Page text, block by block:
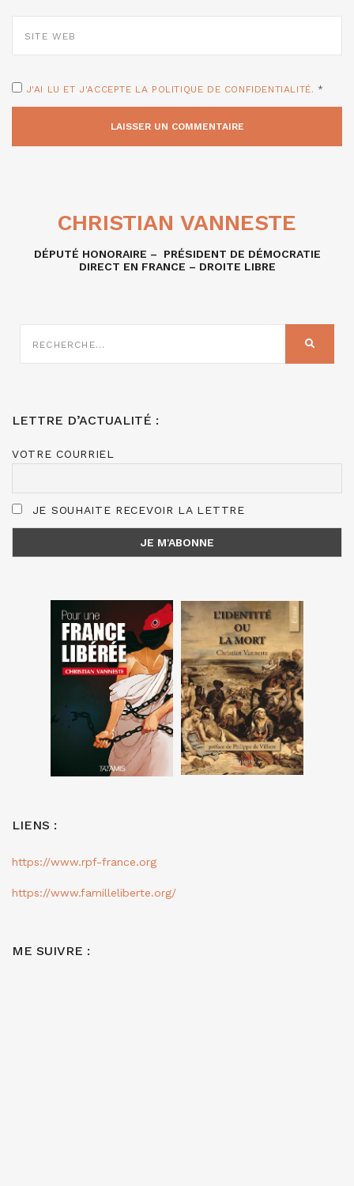
WEB
J'AI LU ET J'ACCEPTE LA POLITIQUE DE CONFIDENTIALITÉ. *
CHRISTIAN VANNESTE
DÉPUTÉ HONORAIRE – PRÉSIDENT DE DÉMOCRATIE
DIRECT EN FRANCE – DROITE LIBRE
SUR
LETTRE D’ACTUALITÉ :
VOTRE COURRIEL
JE SOUHAITE RECEVOIR LA LETTRE
LIENS :
https://www.rpf-france.org
https://www.familleliberte.org/
ME SUIVRE :